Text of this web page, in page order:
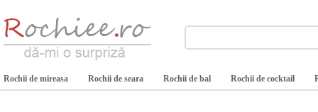
Rochii de mireasa Rochii de seara Rochii de bal Rochii de cocktail